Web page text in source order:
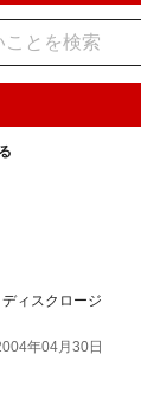
ィスクロージ
年04月30日